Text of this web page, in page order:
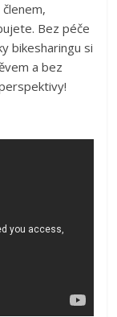
Bez péče
bikesharingu si
a bez